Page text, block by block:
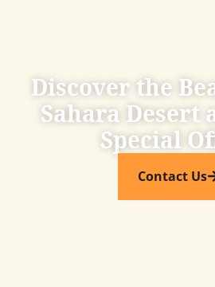
Discover the
Sahara Desert
Special
Contact Us